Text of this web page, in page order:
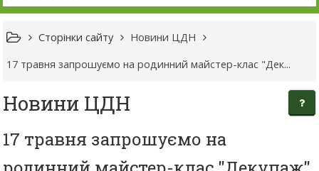
Сторінки сайту
Новини ЦДН
17 травня запрошуємо на родинний майстер-клас "Дек...
Новини ЦДН
17 травня запрошуємо на